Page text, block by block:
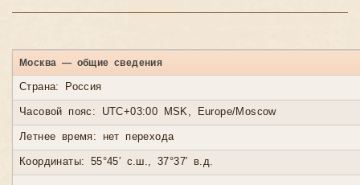
Москва — общие сведения
Страна: Россия
Часовой пояс: UTC+03:00 MSK, Europe/Moscow
Летнее время: нет перехода
Координаты: 55°45′ с.ш., 37°37′ в.д.